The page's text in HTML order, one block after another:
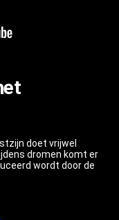
doet vrijwel
dromen komt er
wordt door de